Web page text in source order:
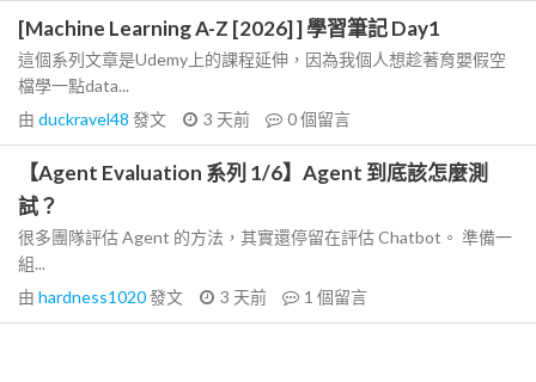
[Machine Learning A-Z [2026] ] 學習筆記 Day1
這個系列文章是Udemy上的課程延伸，因為我個人想趁著育嬰假空
檔學一點data...
由 duckravel48 發文 3 天前 0個留言
【Agent Evaluation 系列 1/6】Agent 到底該怎麼測
試？
很多團隊評估 Agent 的方法，其實還停留在評估 Chatbot。 準備一
組...
由 hardness1020發文 3 天前 1 個留言